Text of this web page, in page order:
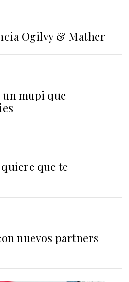
Ogilvy & Mather
mupi que
que te
nuevos partners